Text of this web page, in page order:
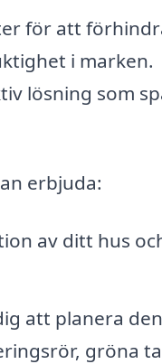
för att
i marken.
lösning som
erbjuda:
av ditt hus
att planera
gröna